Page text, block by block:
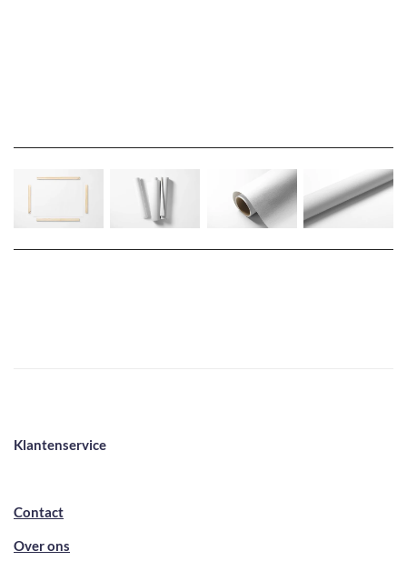
Klantenservice
Contact
Over ons